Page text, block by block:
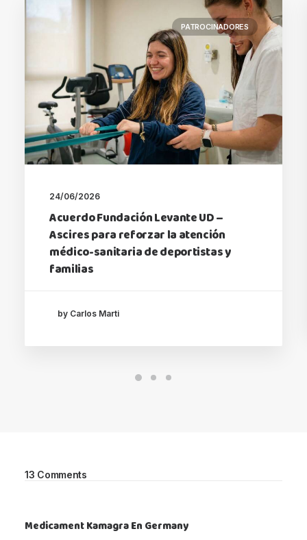
PATROCINADORES
24/06/2026
Acuerdo Fundación Levante UD –
Ascires para reforzar la atención
médico-sanitaria de deportistas y
familias
by Carlos Marti
13 Comments
Medicament Kamagra En Germany